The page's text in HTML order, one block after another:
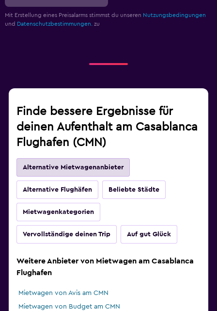
Mit Erstellung eines Preisalarms stimmst du unseren Nutzungsbedingungen
und Datenschutzbestimmungen. zu
Finde bessere Ergebnisse für
deinen Aufenthalt am Casablanca
Flughafen (CMN)
Alternative Mietwagenanbieter
Alternative Flughäfen Beliebte Städte
Mietwagenkategorien
Vervollständige deinen Trip Auf gut Glück
Weitere Anbieter von Mietwagen am Casablanca
Flughafen
Mietwagen von Avis am CMN
Mietwagen von Budget am CMN